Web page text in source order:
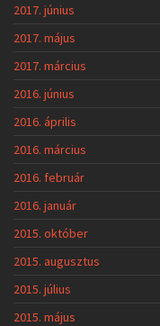
2017. június
2017. május
2017. március
2016. június
2016. április
2016. március
2016. február
2016. január
2015. október
2015. augusztus
2015. július
2015. május